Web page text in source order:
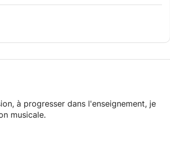
à progresser dans l'enseignement, je
musicale.